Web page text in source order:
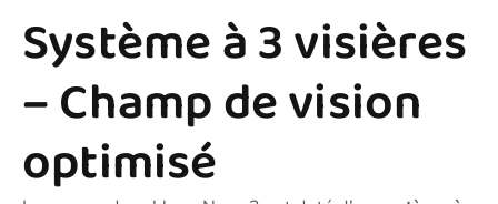
Système à 3 visières
– Champ de vision
optimisé